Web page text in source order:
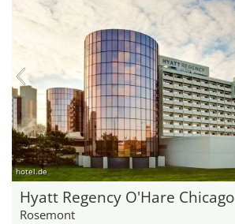
hotel.de
Hyatt Regency O'Hare Chicago
Rosemont